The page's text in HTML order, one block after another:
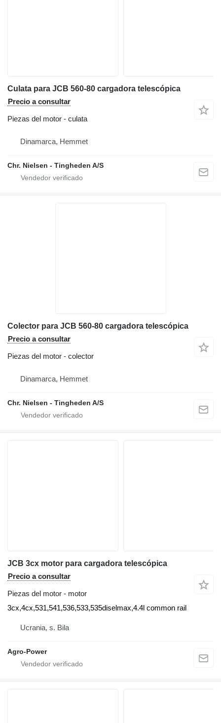
Culata para JCB 560-80 cargadora telescópica
Precio a consultar
Piezas del motor - culata
Dinamarca, Hemmet
Chr. Nielsen - Tingheden A/S
Colector para JCB 560-80 cargadora telescópica
Precio a consultar
Piezas del motor - colector
Dinamarca, Hemmet
Chr. Nielsen - Tingheden A/S
JCB 3cx motor para cargadora telescópica
Precio a consultar
Piezas del motor - motor
3cx,4cx,531,541,536,533,535diselmax,4.4l common rail
Ucrania, s. Bila
Agro-Power